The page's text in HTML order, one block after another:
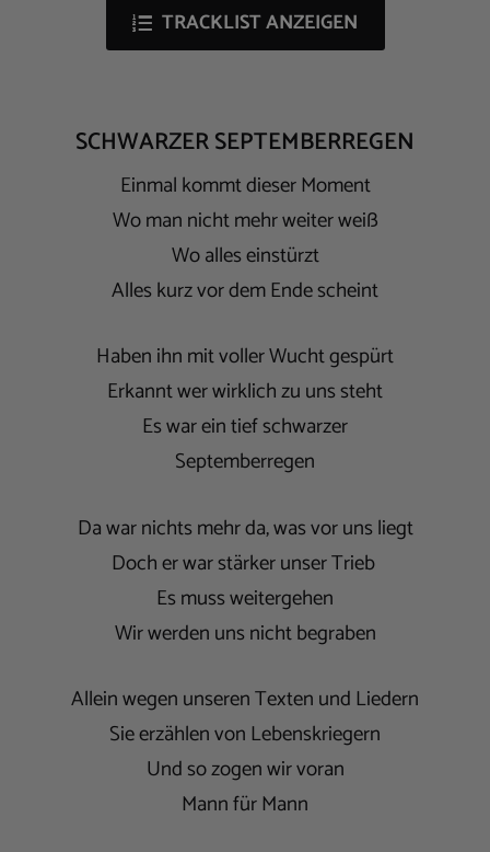
TRACKLIST ANZEIGEN
SCHWARZER SEPTEMBERREGEN
Einmal kommt dieser Moment
Wo man nicht mehr weiter weiß
Wo alles einstürzt
Alles kurz vor dem Ende scheint
Haben ihn mit voller Wucht gespürt
Erkannt wer wirklich zu uns steht
Es war ein tief schwarzer
Septemberregen
Da war nichts mehr da, was vor uns liegt
Doch er war stärker unser Trieb
Es muss weitergehen
Wir werden uns nicht begraben
Allein wegen unseren Texten und Liedern
Sie erzählen von Lebenskriegern
Und so zogen wir voran
Mann für Mann